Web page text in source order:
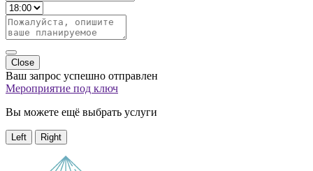
Close
Ваш запрос успешно отправлен
Мероприятие под ключ
Вы можете ещё выбрать услуги
Left Right